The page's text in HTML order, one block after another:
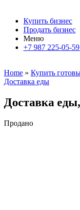
Купить бизнес
Продать бизнес
Меню
+7 987 225-05-59
Home » Купить
Доставка еды
Доставка
Продано